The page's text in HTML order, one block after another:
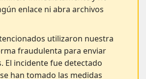
enlace ni abra archivos
utilizaron nuestra
fraudulenta para enviar
El incidente fue detectado
han tomado las medidas